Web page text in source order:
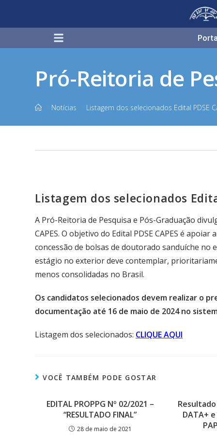
Pró-Reitoria de
> Notícias > Listagem dos selecionados Edital PDSE
Listagem dos selecionados
A Pró-Reitoria de Pesquisa e Pós-Graduação
CAPES. O objetivo do Edital PDSE CAPES é
concessão de bolsas de doutorado sanduíche no
estágio no exterior deve contemplar,
menos consolidadas no Brasil.
Os candidatos selecionados devem realizar o
documentação até 16 de maio de 2024 no
Listagem dos selecionados: CLIQUE AQUI
VOCÊ TAMBÉM PODE GOSTAR
EDITAL PROPPG Nº 02/2021 –
“RESULTADO FINAL”
28 de maio de 2021
DATA+